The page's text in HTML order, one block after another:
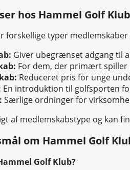
hos Hammel Golf Klub
forskellige typer
Giver ubegrænset adgang til
For dem, der primært spiller
Reduceret pris for unge
En introduktion til golfsporten
Særlige ordninger for
af medlemskabstype og kan
om Hammel Golf
Golf Klub?